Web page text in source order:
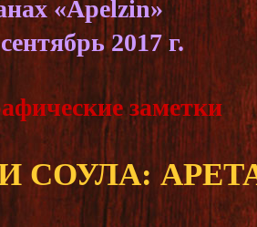
«Apelzin»
2017 г.
заметки
СОУЛА: